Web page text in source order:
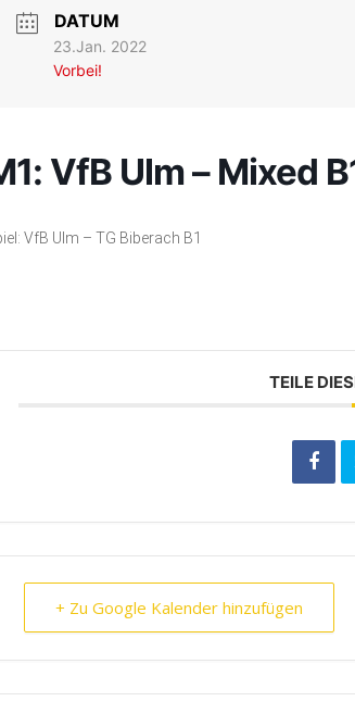
DATUM
23.Jan. 2022
Vorbei!
VfB Ulm – Mixed
VfB Ulm – TG Biberach B1
TEILE
+ Zu Google Kalender hinzufügen